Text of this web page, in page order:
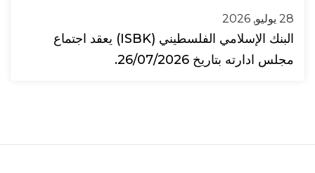
28 يوليو, 2026
البنك الإسلامي الفلسطيني (ISBK) يعقد اجتماع
مجلس ادارته بتاريخ 26/07/2026.